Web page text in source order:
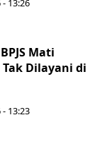
13:26
Mati
Dilayani di
13:23